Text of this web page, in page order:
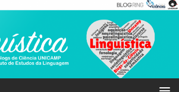
de ferramentas